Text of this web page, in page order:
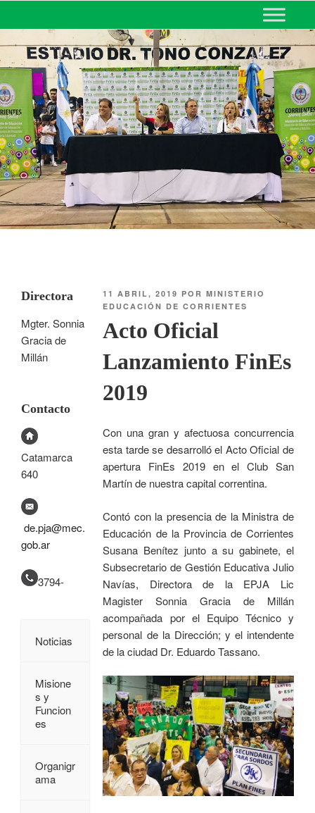
MINISTERIO DE EDUCACIÓN
DE CORRIENTES
11 ABRIL, 2019 PORMINISTERIO
EDUCACIÓN DE CORRIENTES
Acto Oficial
Lanzamiento FinEs
2019
Con una gran y afectuosa concurrencia
esta tarde se desarrolló el Acto Oficial de
apertura FinEs 2019 en el Club San
Martín de nuestra capital correntina.
Contó con la presencia de la Ministra de
Educación de la Provincia de Corrientes
Susana Benítez junto a su gabinete, el
Subsecretario de Gestión Educativa Julio
Navías, Directora de la EPJA Lic
Magister Sonnia Gracia de Millán
acompañada por el Equipo Técnico y
personal de la Dirección; y el intendente
de la ciudad Dr. Eduardo Tassano.
Directora
Mgter. Sonnia
Gracia de
Millán
Contacto
Catamarca
640
de.pja@mec.
gob.ar
3794-
Noticias
Misione
s y
Funcion
es
Organigr
ama